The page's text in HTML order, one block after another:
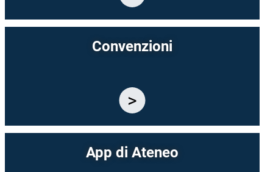
Convenzioni
App di Ateneo